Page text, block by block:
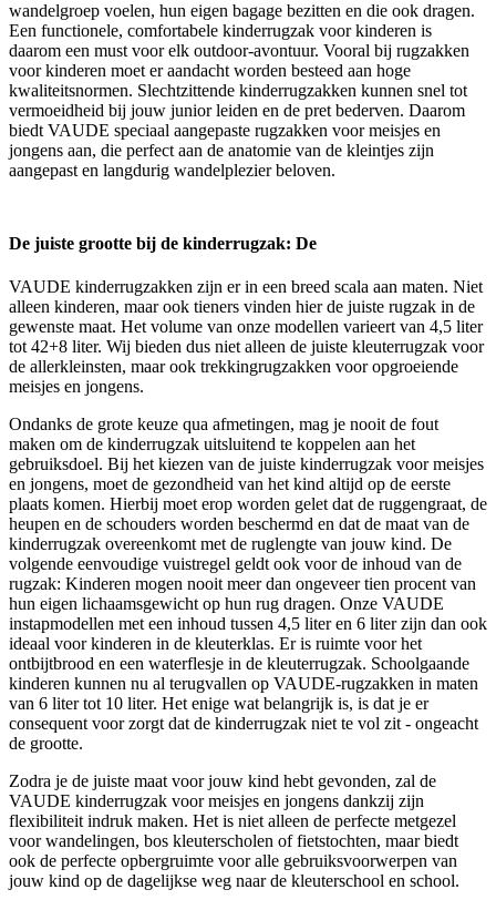
wandelgroep voelen, hun eigen bagage bezitten en die ook dragen.
Een functionele, comfortabele kinderrugzak voor kinderen is
daarom een must voor elk outdoor-avontuur. Vooral bij rugzakken
voor kinderen moet er aandacht worden besteed aan hoge
kwaliteitsnormen. Slechtzittende kinderrugzakken kunnen snel tot
vermoeidheid bij jouw junior leiden en de pret bederven. Daarom
biedt VAUDE speciaal aangepaste rugzakken voor meisjes en
jongens aan, die perfect aan de anatomie van de kleintjes zijn
aangepast en langdurig wandelplezier beloven.
De juiste grootte bij de kinderrugzak: De
VAUDE kinderrugzakken zijn er in een breed scala aan maten. Niet
alleen kinderen, maar ook tieners vinden hier de juiste rugzak in de
gewenste maat. Het volume van onze modellen varieert van 4,5 liter
tot 42+8 liter. Wij bieden dus niet alleen de juiste kleuterrugzak voor
de allerkleinsten, maar ook trekkingrugzakken voor opgroeiende
meisjes en jongens.
Ondanks de grote keuze qua afmetingen, mag je nooit de fout
maken om de kinderrugzak uitsluitend te koppelen aan het
gebruiksdoel. Bij het kiezen van de juiste kinderrugzak voor meisjes
en jongens, moet de gezondheid van het kind altijd op de eerste
plaats komen. Hierbij moet erop worden gelet dat de ruggengraat, de
heupen en de schouders worden beschermd en dat de maat van de
kinderrugzak overeenkomt met de ruglengte van jouw kind. De
volgende eenvoudige vuistregel geldt ook voor de inhoud van de
rugzak: Kinderen mogen nooit meer dan ongeveer tien procent van
hun eigen lichaamsgewicht op hun rug dragen. Onze VAUDE
instapmodellen met een inhoud tussen 4,5 liter en 6 liter zijn dan ook
ideaal voor kinderen in de kleuterklas. Er is ruimte voor het
ontbijtbrood en een waterflesje in de kleuterrugzak. Schoolgaande
kinderen kunnen nu al terugvallen op VAUDE-rugzakken in maten
van 6 liter tot 10 liter. Het enige wat belangrijk is, is dat je er
consequent voor zorgt dat de kinderrugzak niet te vol zit - ongeacht
de grootte.
Zodra je de juiste maat voor jouw kind hebt gevonden, zal de
VAUDE kinderrugzak voor meisjes en jongens dankzij zijn
flexibiliteit indruk maken. Het is niet alleen de perfecte metgezel
voor wandelingen, bos kleuterscholen of fietstochten, maar biedt
ook de perfecte opbergruimte voor alle gebruiksvoorwerpen van
jouw kind op de dagelijkse weg naar de kleuterschool en school.